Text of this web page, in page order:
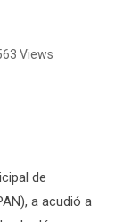
Views
de
a acudió a